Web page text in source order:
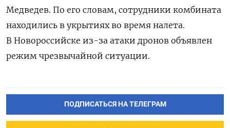
Медведев. По его словам, сотрудники комбината
находились в укрытиях во время налета.
В Новороссийске из-за атаки дронов объявлен
режим чрезвычайной ситуации.
ПОДПИСАТЬСЯ НА ТЕЛЕГРАМ